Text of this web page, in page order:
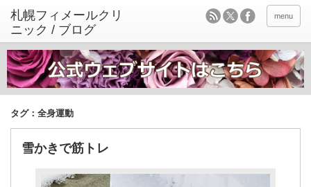
menu
タグ：全身運動
雪かきで筋トレ